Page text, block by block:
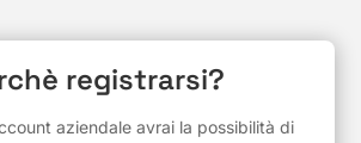
registrarsi?
aziendale avrai la possibilità di